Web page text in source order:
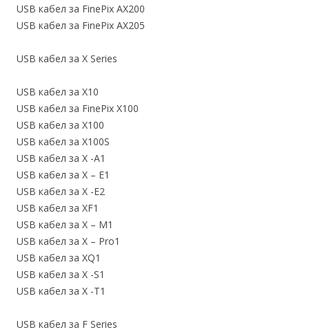
USB кабел за FinePix AX200
USB кабел за FinePix AX205
USB кабел за X Series
USB кабел за X10
USB кабел за FinePix X100
USB кабел за X100
USB кабел за X100S
USB кабел за X -A1
USB кабел за X – E1
USB кабел за X -E2
USB кабел за XF1
USB кабел за X – M1
USB кабел за X – Pro1
USB кабел за XQ1
USB кабел за X -S1
USB кабел за X -T1
USB кабел за F Series